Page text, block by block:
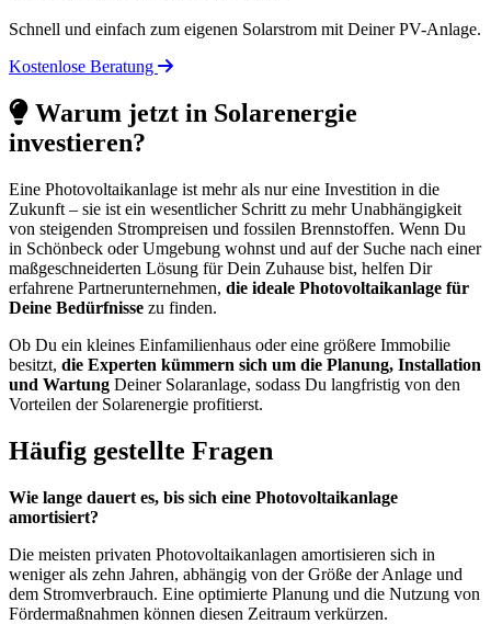
Schnell und einfach zum eigenen Solarstrom mit Deiner PV-Anlage.
Kostenlose Beratung
Warum jetzt in Solarenergie
investieren?
Eine Photovoltaikanlage ist mehr als nur eine Investition in die
Zukunft – sie ist ein wesentlicher Schritt zu mehr Unabhängigkeit
von steigenden Strompreisen und fossilen Brennstoffen. Wenn Du
in Schönbeck oder Umgebung wohnst und auf der Suche nach einer
maßgeschneiderten Lösung für Dein Zuhause bist, helfen Dir
erfahrene Partnerunternehmen, die ideale Photovoltaikanlage für
Deine Bedürfnisse zu finden.
Ob Du ein kleines Einfamilienhaus oder eine größere Immobilie
besitzt, die Experten kümmern sich um die Planung, Installation
und Wartung Deiner Solaranlage, sodass Du langfristig von den
Vorteilen der Solarenergie profitierst.
Häufig gestellte Fragen
Wie lange dauert es, bis sich eine Photovoltaikanlage
amortisiert?
Die meisten privaten Photovoltaikanlagen amortisieren sich in
weniger als zehn Jahren, abhängig von der Größe der Anlage und
dem Stromverbrauch. Eine optimierte Planung und die Nutzung von
Fördermaßnahmen können diesen Zeitraum verkürzen.